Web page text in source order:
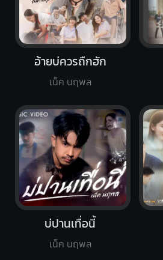
อ้ายบ่ควรถืกฮัก
เน็ค นฤพล
บ่ปานเทื่อนี้
เน็ค นฤพล